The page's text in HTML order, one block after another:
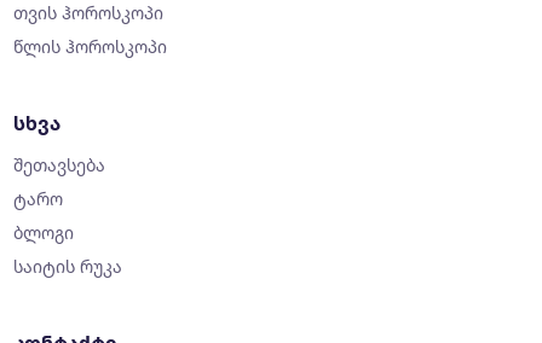
თვის ჰოროსკოპი
წლის ჰოროსკოპი
სხვა
შეთავსება
ტარო
ბლოგი
საიტის რუკა